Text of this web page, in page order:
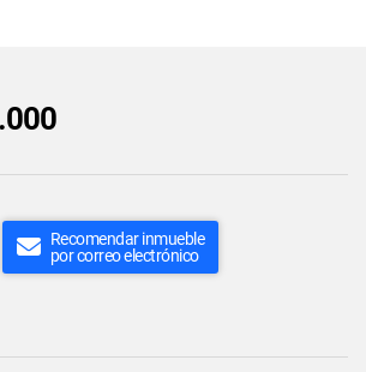
Recomendar inmueble
por correo electrónico